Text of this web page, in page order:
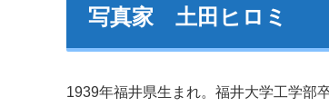
写真家 土田ヒロミ
1939年福井県生まれ。福井大学工学部